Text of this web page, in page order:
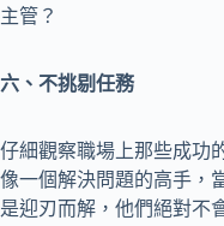
主管？
六、不挑剔任務
仔細觀察職場上那些成功
像一個解決問題的高手，
是迎刃而解，他們絕對不